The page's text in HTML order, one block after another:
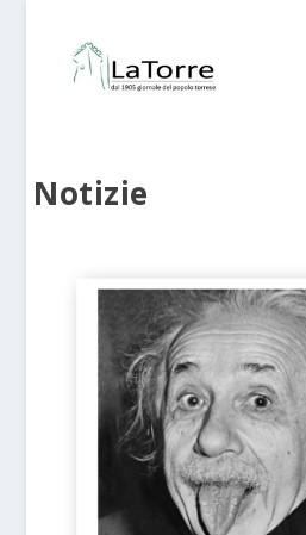
Notizie